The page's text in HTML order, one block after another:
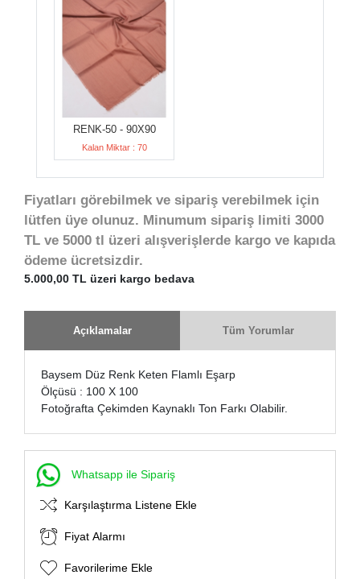
RENK-50 - 90X90
Kalan Miktar : 70
Fiyatları görebilmek ve sipariş verebilmek için
lütfen üye olunuz. Minumum sipariş limiti 3000
TL ve 5000 tl üzeri alışverişlerde kargo ve kapıda
ödeme ücretsizdir.
5.000,00 TL üzeri kargo bedava
Açıklamalar Tüm Yorumlar
Baysem Düz Renk Keten Flamlı Eşarp
Ölçüsü : 100 X 100
Fotoğrafta Çekimden Kaynaklı Ton Farkı Olabilir.
Whatsapp ile Sipariş
Karşılaştırma Listene Ekle
Fiyat Alarmı
Favorilerime Ekle